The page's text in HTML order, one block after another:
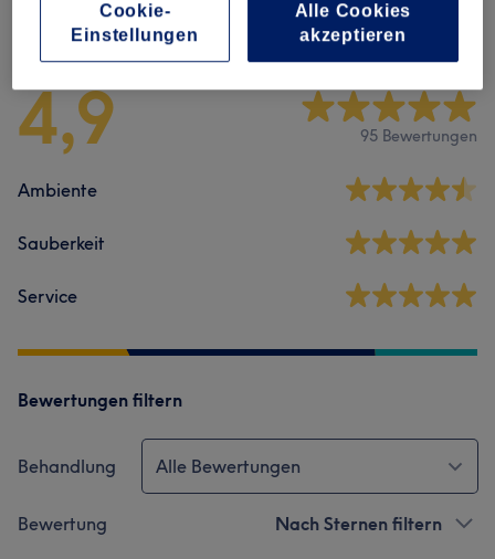
Salonbewertungen
4,9 95 Bewertungen
Ambiente
Sauberkeit
Service
Bewertungen filtern
Behandlung Alle Bewertungen
Bewertung Nach Sternen filtern
Cookie-
Einstellungen
Alle Cookies
akzeptieren